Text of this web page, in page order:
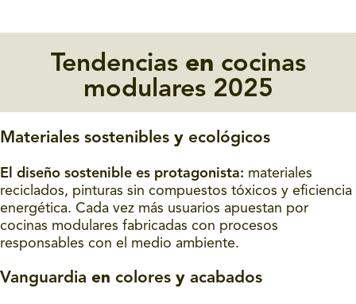
Tendenciasen cocinas
modulares 2025
Materiales sostenibles y ecológicos
El diseño sostenible es protagonista: materiales
reciclados, pinturas sin compuestos tóxicos y eficiencia
energética. Cada vez más usuarios apuestan por
cocinas modulares fabricadas con procesos
responsables con el medio ambiente.
Vanguardia en colores y acabados